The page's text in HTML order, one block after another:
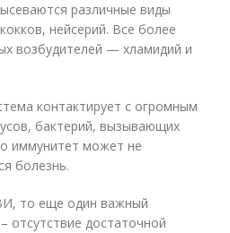
различные виды
нейсерий. Все более
возбудителей — хламидий и
контактирует с огромным
бактерий, вызывающих
иммунитет может не
болезнь.
то еще один важный
достаточной